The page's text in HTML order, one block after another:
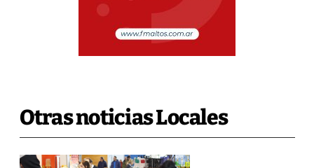
Otras noticias Locales